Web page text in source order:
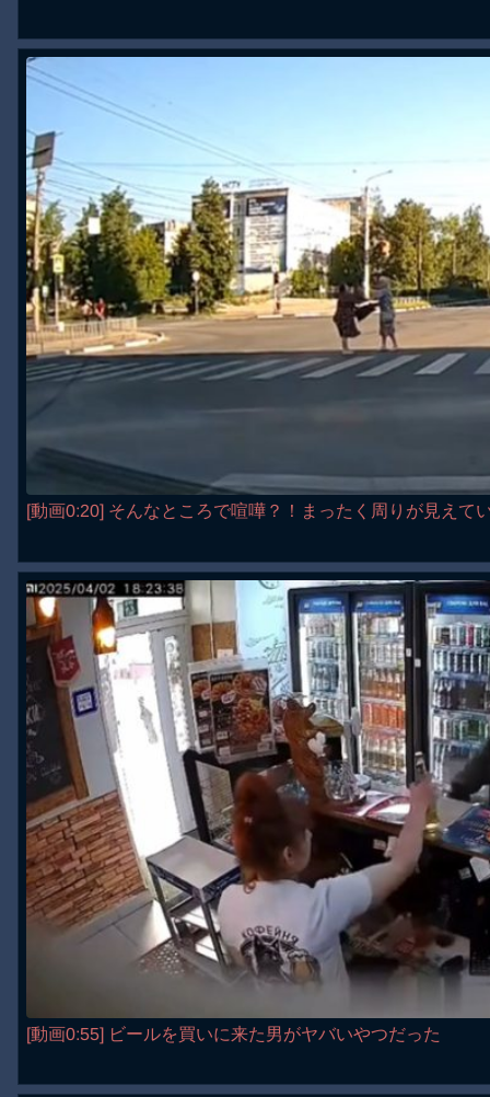
[動画0:20] そんなところで喧嘩？！まったく周りが見えて
[動画0:55] ビールを買いに来た男がヤバいやつだった